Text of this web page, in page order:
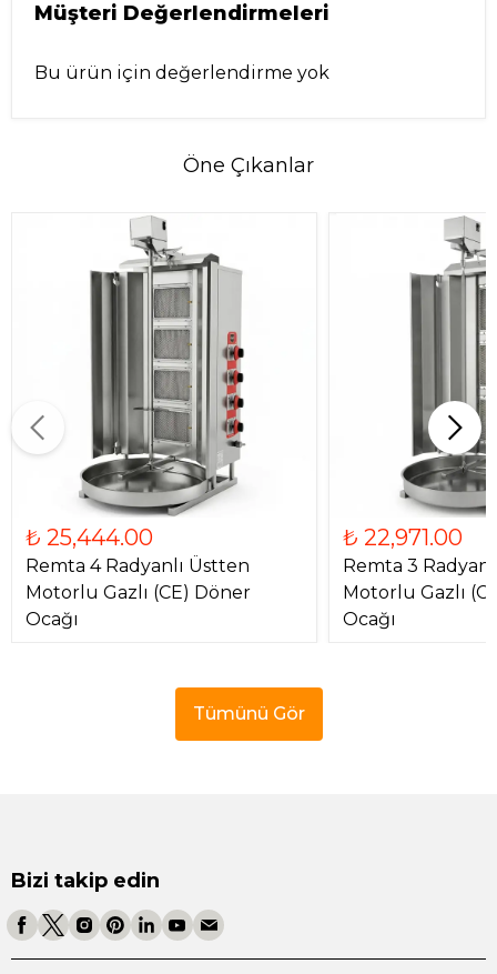
Müşteri Değerlendirmeleri
Bu ürün için değerlendirme yok
Öne Çıkanlar
₺ 25,444.00
Remta 4 Radyanlı Üstten
Motorlu Gazlı (CE) Döner
Ocağı
₺ 22,971.00
Remta 3
Motorlu Gazlı
Ocağı
Tümünü Gör
Bizi takip edin